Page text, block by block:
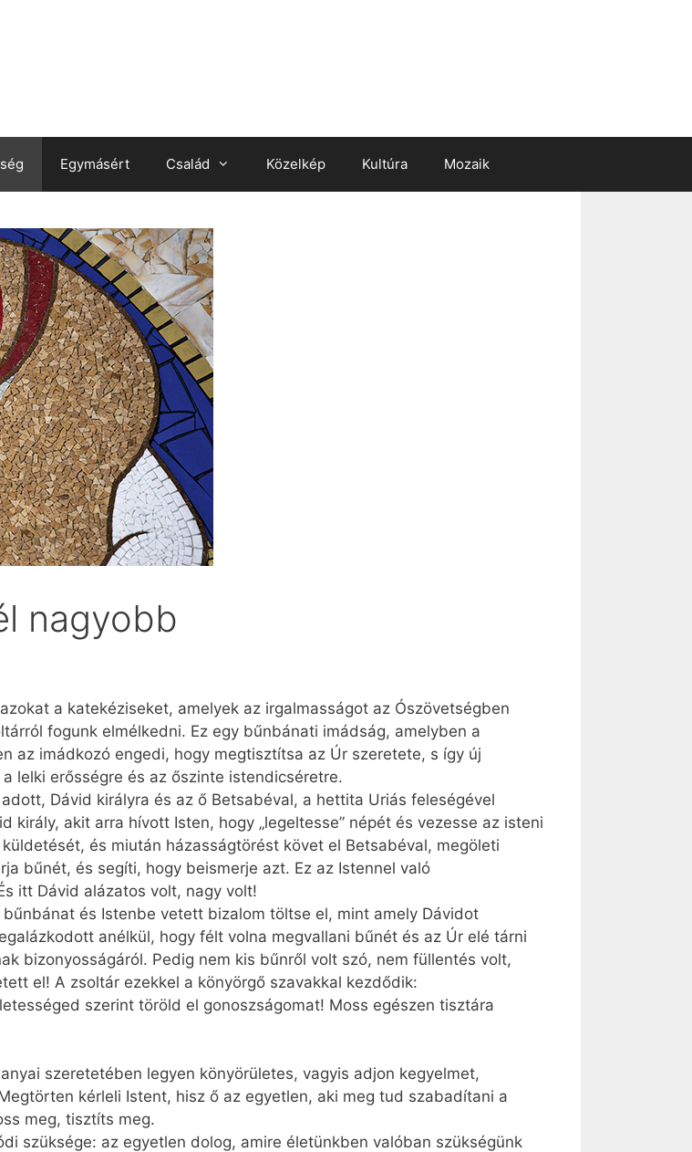
Egymásért Család Közelkép Kultúra Mozaik
nagyobb
a katekéziseket, amelyek az irgalmasságot az Ószövetségben
fogunk elmélkedni. Ez egy bűnbánati imádság, amelyben a
az imádkozó engedi, hogy megtisztítsa az Úr szeretete, s így új
lelki erősségre és az őszinte istendicséretre.
Dávid királyra és az ő Betsabéval, a hettita Uriás feleségével
akit arra hívott Isten, hogy „legeltesse” népét és vezesse az isteni
és miután házasságtörést követ el Betsabéval, megöleti
bűnét, és segíti, hogy beismerje azt. Ez az Istennel való
itt Dávid alázatos volt, nagy volt!
és Istenbe vetett bizalom töltse el, mint amely Dávidot
anélkül, hogy félt volna megvallani bűnét és az Úr elé tárni
bizonyosságáról. Pedig nem kis bűnről volt szó, nem füllentés volt,
el! A zsoltár ezekkel a könyörgő szavakkal kezdődik:
szerint töröld el gonoszságomat! Moss egészen tisztára
szeretetében legyen könyörületes, vagyis adjon kegyelmet,
kérleli Istent, hisz ő az egyetlen, aki meg tud szabadítani a
meg, tisztíts meg.
szüksége: az egyetlen dolog, amire életünkben valóban szükségünk